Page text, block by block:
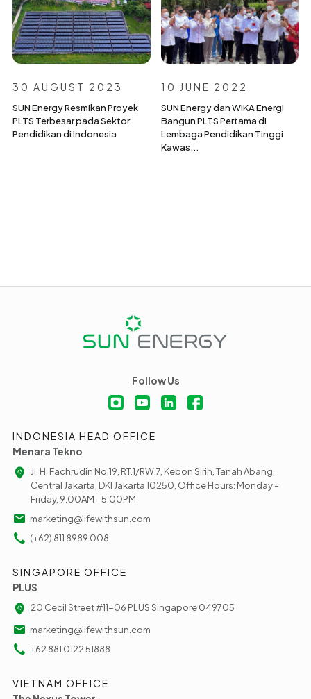
30 AUGUST 2023
SUN Energy Resmikan Proyek
PLTS Terbesar pada Sektor
Pendidikan di Indonesia
10 JUNE 2022
SUN Energy dan WIKA Energi
Bangun PLTS Pertama di
Lembaga Pendidikan Tinggi
Kawas...
Follow Us
INDONESIA HEAD OFFICE
Menara Tekno
Jl. H. Fachrudin No.19, RT.1/RW.7, Kebon Sirih, Tanah Abang,
Central Jakarta, DKI Jakarta 10250, Office Hours: Monday -
Friday, 9:00AM - 5.00PM
marketing@lifewithsun.com
(+62) 811 8989 008
SINGAPORE OFFICE
PLUS
20 Cecil Street #11-06 PLUS Singapore 049705
marketing@lifewithsun.com
+62 881 0122 51888
VIETNAM OFFICE